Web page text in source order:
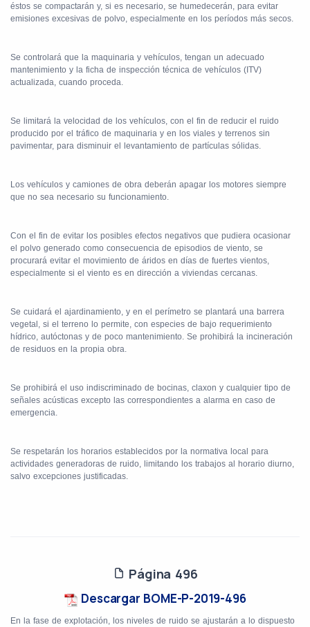
éstos se compactarán y, si es necesario, se humedecerán, para evitar
emisiones excesivas de polvo, especialmente en los períodos más secos.
Se controlará que la maquinaria y vehículos, tengan un adecuado
mantenimiento y la ficha de inspección técnica de vehículos (ITV)
actualizada, cuando proceda.
Se limitará la velocidad de los vehículos, con el fin de reducir el ruido
producido por el tráfico de maquinaria y en los viales y terrenos sin
pavimentar, para disminuir el levantamiento de partículas sólidas.
Los vehículos y camiones de obra deberán apagar los motores siempre
que no sea necesario su funcionamiento.
Con el fin de evitar los posibles efectos negativos que pudiera ocasionar
el polvo generado como consecuencia de episodios de viento, se
procurará evitar el movimiento de áridos en días de fuertes vientos,
especialmente si el viento es en dirección a viviendas cercanas.
Se cuidará el ajardinamiento, y en el perímetro se plantará una barrera
vegetal, si el terreno lo permite, con especies de bajo requerimiento
hídrico, autóctonas y de poco mantenimiento. Se prohibirá la incineración
de residuos en la propia obra.
Se prohibirá el uso indiscriminado de bocinas, claxon y cualquier tipo de
señales acústicas excepto las correspondientes a alarma en caso de
emergencia.
Se respetarán los horarios establecidos por la normativa local para
actividades generadoras de ruido, limitando los trabajos al horario diurno,
salvo excepciones justificadas.
Página 496
Descargar BOME-P-2019-496
En la fase de explotación, los niveles de ruido se ajustarán a lo dispuesto